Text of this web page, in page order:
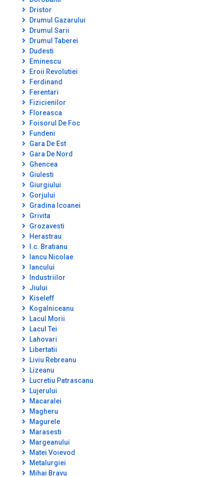
Dristor
Drumul Gazarului
Drumul Sarii
Drumul Taberei
Dudesti
Eminescu
Eroii Revolutiei
Ferdinand
Ferentari
Fizicienilor
Floreasca
Foisorul De Foc
Fundeni
Gara De Est
Gara De Nord
Ghencea
Giulesti
Giurgiului
Gorjului
Gradina Icoanei
Grivita
Grozavesti
Herastrau
I.c. Bratianu
Iancu Nicolae
Iancului
Industriilor
Jiului
Kiseleff
Kogalniceanu
Lacul Morii
Lacul Tei
Lahovari
Libertatii
Liviu Rebreanu
Lizeanu
Lucretiu Patrascanu
Lujerului
Macaralei
Magheru
Magurele
Marasesti
Margeanului
Matei Voievod
Metalurgiei
Mihai Bravu